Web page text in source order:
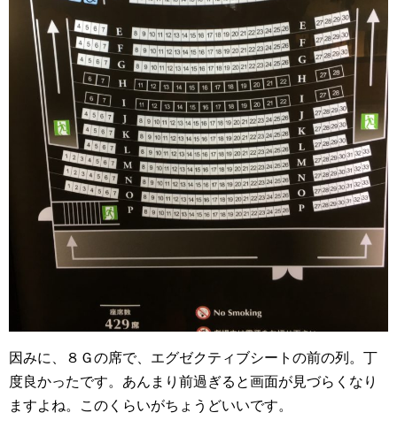
因みに、８Ｇの席で、エグゼクティブシートの前の列。丁
度良かったです。あんまり前過ぎると画面が見づらくなり
ますよね。このくらいがちょうどいいです。